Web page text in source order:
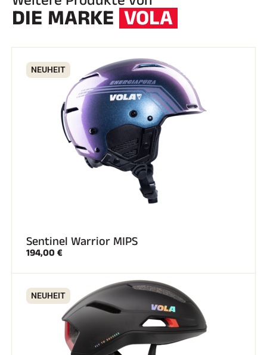
DIE MARKE VOLA
NEUHEIT
Sentinel Warrior MIPS
194,00 €
NEUHEIT